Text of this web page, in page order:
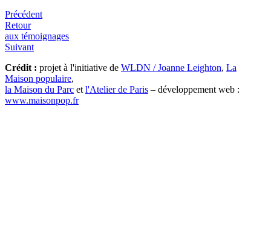
Précédent
Retour
aux témoignages
Suivant
Crédit : projet à l'initiative de WLDN / Joanne Leighton, La
Maison populaire,
la Maison du Parc et l'Atelier de Paris – développement web :
www.maisonpop.fr